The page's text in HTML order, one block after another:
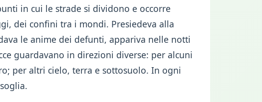
in cui le strade si dividono e occorre
dei confini tra i mondi. Presiedeva alla
le anime dei defunti, appariva nelle notti
guardavano in direzioni diverse: per alcuni
per altri cielo, terra e sottosuolo. In ogni